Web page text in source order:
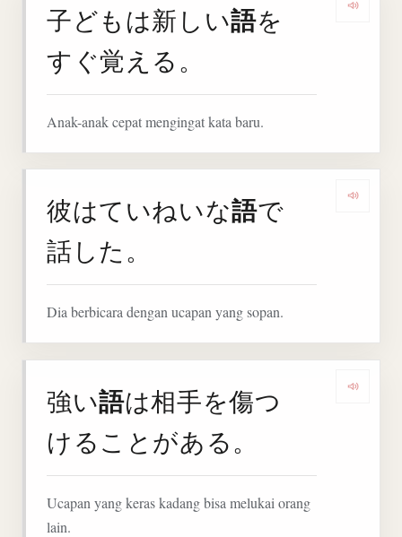
子どもは新しい語を
すぐ覚える。
Anak-anak cepat mengingat kata baru.
彼はていねいな語で
話した。
Dia berbicara dengan ucapan yang sopan.
強い語は相手を傷つ
けることがある。
Ucapan yang keras kadang bisa melukai orang
lain.